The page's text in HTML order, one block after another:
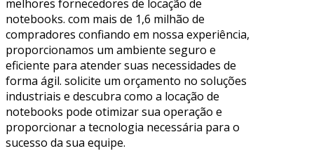
melhores fornecedores de locação de
notebooks. com mais de 1,6 milhão de
compradores confiando em nossa experiência,
proporcionamos um ambiente seguro e
eficiente para atender suas necessidades de
forma ágil. solicite um orçamento no soluções
industriais e descubra como a locação de
notebooks pode otimizar sua operação e
proporcionar a tecnologia necessária para o
sucesso da sua equipe.